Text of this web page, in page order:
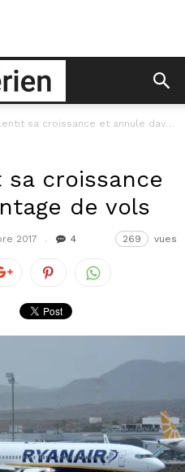
sa croissance et annule davantage de vols
croissance
de vols
2017 4 269 vues